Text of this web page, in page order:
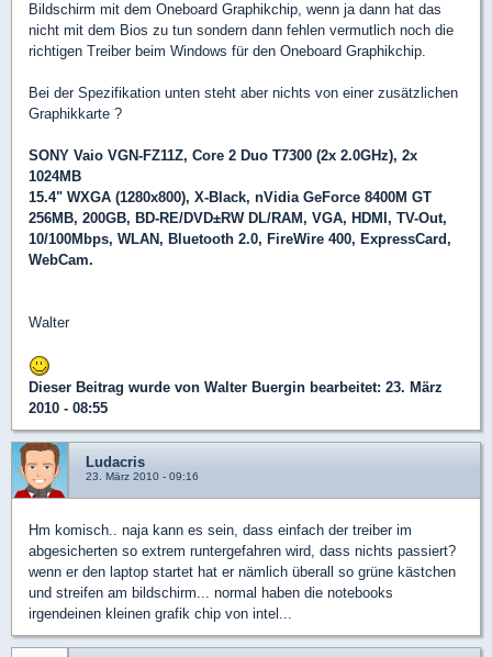
Bildschirm mit dem Oneboard Graphikchip, wenn ja dann hat das
nicht mit dem Bios zu tun sondern dann fehlen vermutlich noch die
richtigen Treiber beim Windows für den Oneboard Graphikchip.
Bei der Spezifikation unten steht aber nichts von einer zusätzlichen
Graphikkarte ?
SONY Vaio VGN-FZ11Z, Core 2 Duo T7300 (2x 2.0GHz), 2x
1024MB
15.4" WXGA (1280x800), X-Black, nVidia GeForce 8400M GT
256MB, 200GB, BD-RE/DVD±RW DL/RAM, VGA, HDMI, TV-Out,
10/100Mbps, WLAN, Bluetooth 2.0, FireWire 400, ExpressCard,
WebCam.
Walter
Dieser Beitrag wurde von Walter Buergin bearbeitet: 23. März
2010 - 08:55
Ludacris
23. März 2010 - 09:16
Hm komisch.. naja kann es sein, dass einfach der treiber im
abgesicherten so extrem runtergefahren wird, dass nichts passiert?
wenn er den laptop startet hat er nämlich überall so grüne kästchen
und streifen am bildschirm... normal haben die notebooks
irgendeinen kleinen grafik chip von intel...